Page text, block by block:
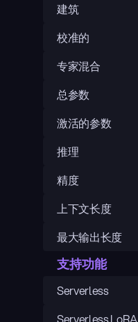
建筑
校准的
专家混合
总参数
激活的参数
推理
精度
上下文长度
最大输出长度
支持功能
Serverless